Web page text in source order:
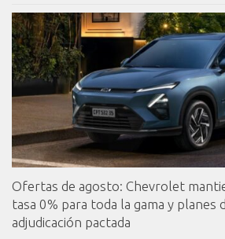
Ofertas de agosto: Chevrolet
tasa 0% para toda la gama y planes
adjudicación pactada